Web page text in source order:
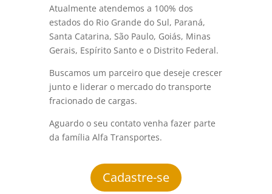
Atualmente atendemos a 100% dos
estados do Rio Grande do Sul, Paraná,
Santa Catarina, São Paulo, Goiás, Minas
Gerais, Espírito Santo e o Distrito Federal.
Buscamos um parceiro que deseje crescer
junto e liderar o mercado do transporte
fracionado de cargas.
Aguardo o seu contato venha fazer parte
da família Alfa Transportes.
Cadastre-se